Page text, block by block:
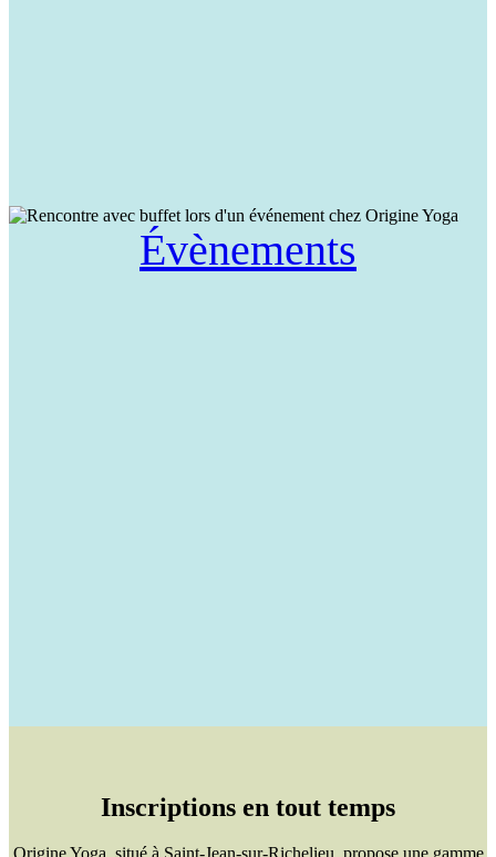
Évènements
Inscriptions en tout temps